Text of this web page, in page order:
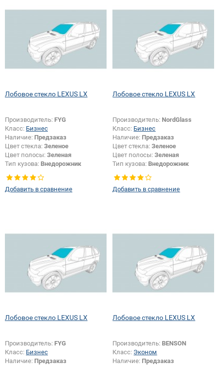
Лобовое стекло LEXUS LX
Производитель: FYG
Класс: Бизнес
Наличие: Предзаказ
Цвет стекла: Зеленое
Цвет полосы: Зеленая
Тип кузова: Внедорожник
шелкографии:
Добавить в сравнение
Лобовое стекло LEXUS LX
Производитель: NordGlass
Класс: Бизнес
Наличие: Предзаказ
Цвет стекла:Зеленое
Цвет полосы:Зеленая
Тип кузова: Внедорожник
Добавить в сравнение
Лобовое стекло LEXUS LX
Производитель: FYG
Класс: Бизнес
Наличие: Предзаказ
Лобовое стекло LEXUS LX
Производитель: BENSON
Класс: Эконом
Наличие: Предзаказ